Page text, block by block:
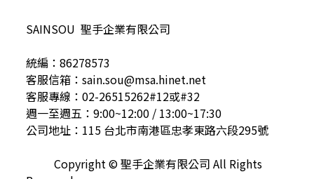
SAINSOU 聖手企業有限公司
統編：86278573
客服信箱：sain.sou@msa.hinet.net
客服專線：02-26515262#12或#32
週一至週五：9:00~12:00 / 13:00~17:30
公司地址：115 台北市南港區忠孝東路六段295號
Copyright © 聖手企業有限公司 All Rights